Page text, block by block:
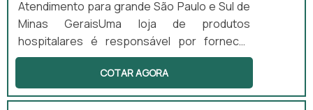
Atendimento para grande São Paulo e Sul de
Minas GeraisUma loja de produtos
hospitalares é responsável por fornecer
para os responsáveis por clínicas médicas,
laboratórios e outros estabelecimentos da
área da saúde. Os produtos hospitalares se
COTAR AGORA